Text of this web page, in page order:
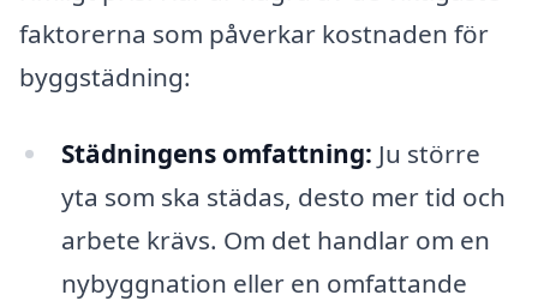
faktorerna som påverkar kostnaden för
byggstädning:
Städningens omfattning: Ju större
yta som ska städas, desto mer tid och
arbete krävs. Om det handlar om en
nybyggnation eller en omfattande